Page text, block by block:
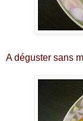
A déguster sans